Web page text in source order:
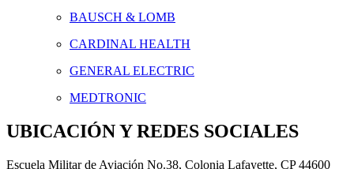
BAUSCH & LOMB
CARDINAL HEALTH
GENERAL ELECTRIC
MEDTRONIC
UBICACIÓN Y REDES SOCIALES
Escuela Militar de Aviación No.38, Colonia Lafayette, CP 44600